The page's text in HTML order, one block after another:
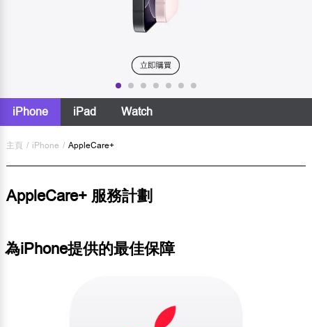
iPhone iPad Watch
主頁 / iPhone / AppleCare+
AppleCare+ 服務計劃
為iPhone提供的最佳保障